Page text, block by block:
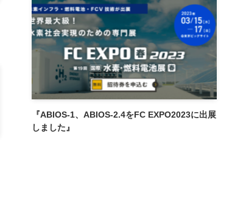
『ABIOS-1、ABIOS-2.4をFC EXPO2023に出展
しました』